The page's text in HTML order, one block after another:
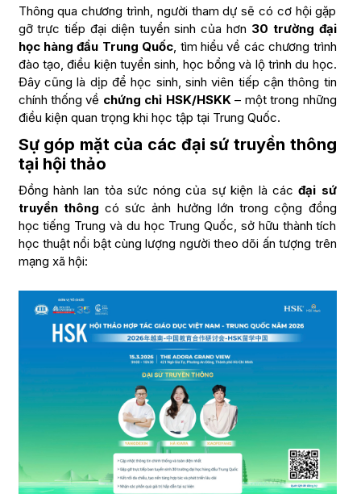
Thông qua chương trình, người tham dự sẽ có cơ hội gặp
gỡ trực tiếp đại diện tuyển sinh của hơn 30 trường đại
học hàng đầu Trung Quốc, tìm hiểu về các chương trình
đào tạo, điều kiện tuyển sinh, học bổng và lộ trình du học.
Đây cũng là dịp để học sinh, sinh viên tiếp cận thông tin
chính thống về chứng chỉ HSK/HSKK– một trong những
điều kiện quan trọng khi học tập tại Trung Quốc.
Sự góp mặt của các đại sứ truyền thông
tại hội thảo
Đồng hành lan tỏa sức nóng của sự kiện là cácđại sứ
truyền thông có sức ảnh hưởng lớn trong cộng đồng
học tiếng Trung và du học Trung Quốc, sở hữu thành tích
học thuật nổi bật cùng lượng người theo dõi ấn tượng trên
mạng xã hội: